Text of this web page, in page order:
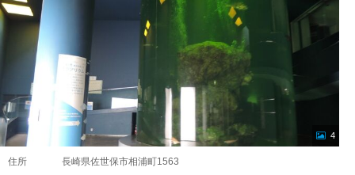
4
住所 長崎県佐世保市相浦町1563